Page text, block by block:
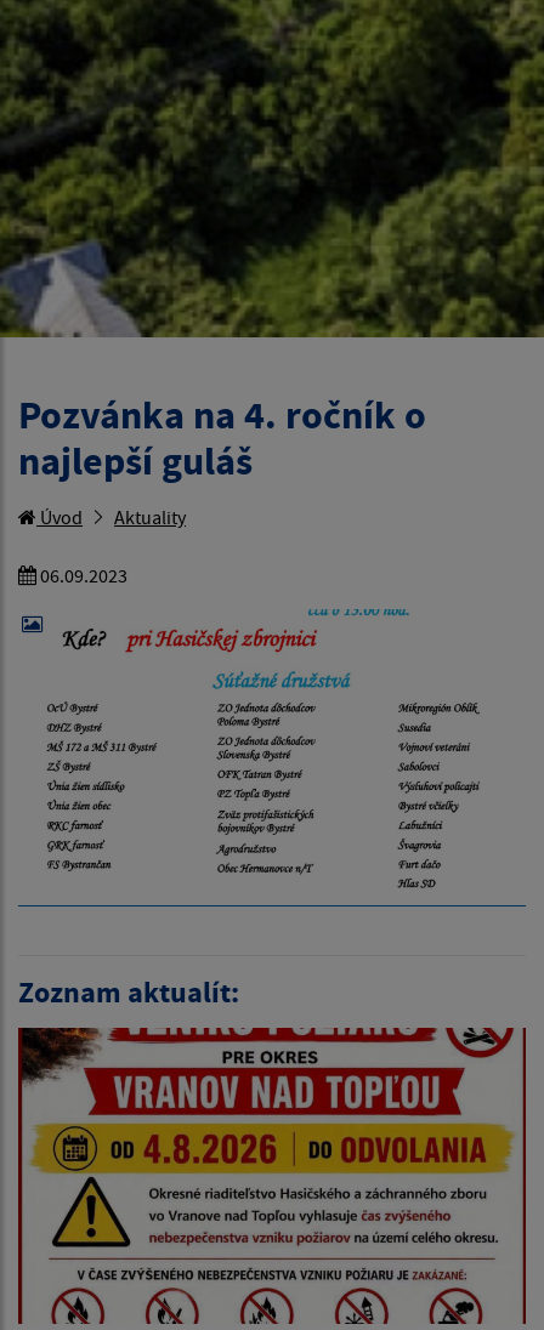
Pozvánka na 4. ročník o
najlepší guláš
Úvod Aktuality
06.09.2023
Zoznam aktualít: